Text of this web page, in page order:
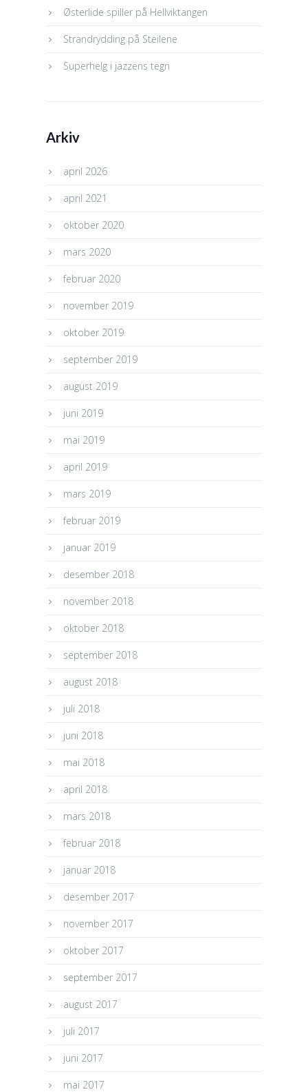
Østerlide spiller på Hellviktangen
Strandrydding på Steilene
Superhelg i jazzens tegn
Arkiv
april 2026
april 2021
oktober 2020
mars 2020
februar 2020
november 2019
oktober 2019
september 2019
august 2019
juni 2019
mai 2019
april 2019
mars 2019
februar 2019
januar 2019
desember 2018
november 2018
oktober 2018
september 2018
august 2018
juli 2018
juni 2018
mai 2018
april 2018
mars 2018
februar 2018
januar 2018
desember 2017
november 2017
oktober 2017
september 2017
august 2017
juli 2017
juni 2017
mai 2017